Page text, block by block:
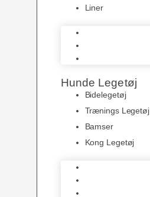
Liner
Hunde Legetøj
Bidelegetøj
Trænings Legetøj
Bamser
Kong Legetøj